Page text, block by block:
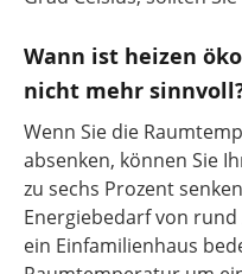
Wann ist heizen
nicht mehr
Wenn Sie die
absenken, können Sie
zu sechs Prozent
Energiebedarf von
ein Einfamilienhaus